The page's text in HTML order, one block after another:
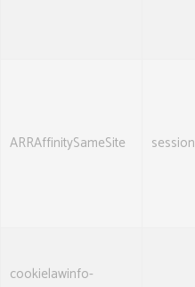
ARRAffinitySameSite session
cookielawinfo-